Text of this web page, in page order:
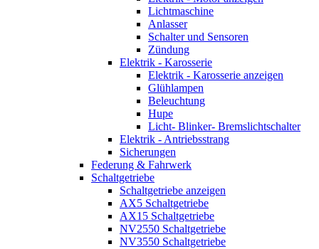
Lichtmaschine
Anlasser
Schalter und Sensoren
Zündung
Elektrik - Karosserie
Elektrik - Karosserie anzeigen
Glühlampen
Beleuchtung
Hupe
Licht- Blinker- Bremslichtschalter
Elektrik - Antriebsstrang
Sicherungen
Federung & Fahrwerk
Schaltgetriebe
Schaltgetriebe anzeigen
AX5 Schaltgetriebe
AX15 Schaltgetriebe
NV2550 Schaltgetriebe
NV3550 Schaltgetriebe